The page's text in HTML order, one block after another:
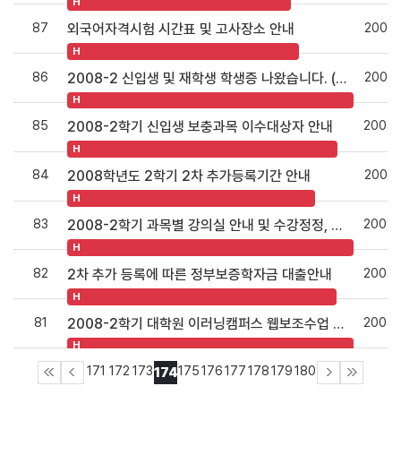
87 외국어자격시험 시간표 및 고사장소 안내
H
86 2008-2 신입생 및 재학생 학생증 나왔습니다. (9/22, 9/24)
H
85 2008-2학기 신입생 보충과목 이수대상자 안내
H
84 2008학년도 2학기 2차 추가등록기간 안내
H
83 2008-2학기 과목별 강의실 안내 및 수강정정, 보충과목 신청 안내
H
82 2차 추가 등록에 따른 정부보증학자금 대출안내
H
81 2008-2학기 대학원 이러닝캠퍼스 웹보조수업 신청 안내
H
171 172 173174175176177178179180